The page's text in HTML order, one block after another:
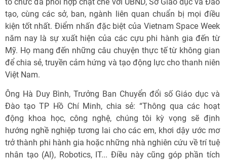
tạo, cùng các sở, ban, ngành liên quan chuẩn bị mọi điều
kiện tốt nhất. Điểm nhấn đặc biệt của Vietnam Space Week
năm nay là sự xuất hiện của các cựu phi hành gia đến từ
Mỹ. Họ mang đến những câu chuyện thực tế từ không gian
để chia sẻ, truyền cảm hứng và tạo động lực cho thanh niên
Việt Nam.
Ông Hà Duy Bình, Trưởng Ban Chuyển đổi số Giáo dục và
Đào tạo TP Hồ Chí Minh, chia sẻ: “Thông qua các hoạt
động khoa học, công nghệ, chúng tôi kỳ vọng sẽ định
hướng nghề nghiệp tương lai cho các em, khơi dậy ước mơ
trở thành phi hành gia hoặc những nhà nghiên cứu về trí tuệ
nhân tạo (AI), Robotics, IT... Điều này cũng góp phần tích